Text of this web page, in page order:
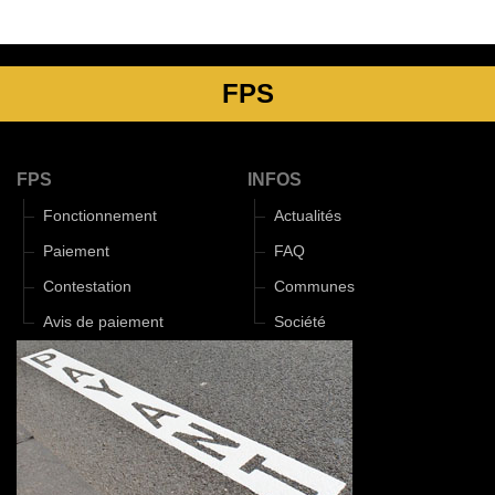
FPS
FPS
Fonctionnement
Paiement
Contestation
Avis de paiement
INFOS
Actualités
FAQ
Communes
Société